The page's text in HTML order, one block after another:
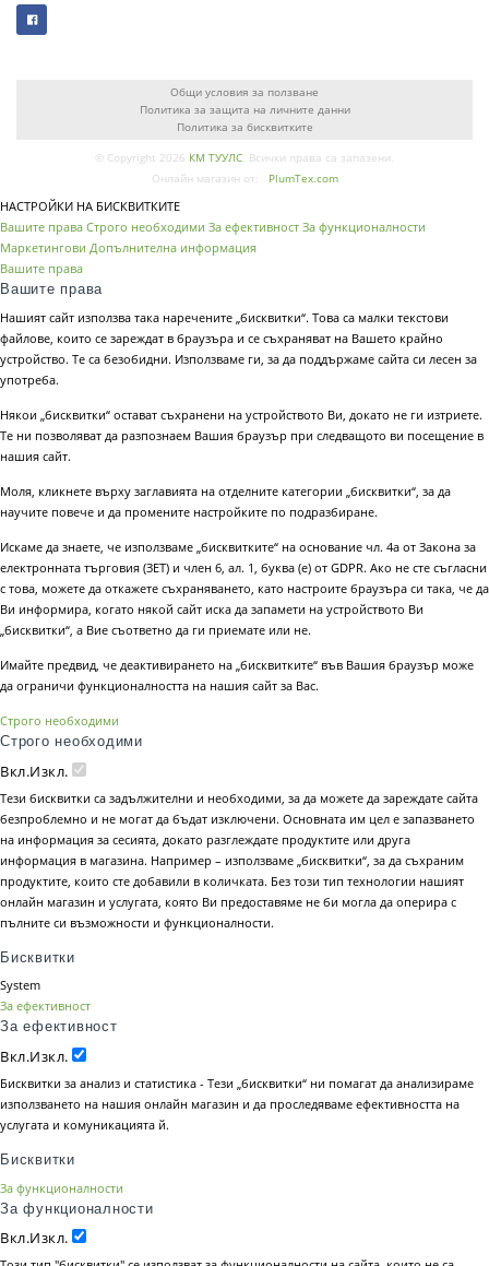
Общи условия за ползване
Политика за защита на личните данни
Политика за бисквитките
© Copyright 2026 КМ ТУУЛС. Всички права са запазени.
Онлайн магазин от:
PlumTex.com
НАСТРОЙКИ НА БИСКВИТКИТЕ
Вашите права Строго необходими За ефективност За функционалности
Маркетингови Допълнителна информация
Вашите права
Вашите права
Нашият сайт използва така наречените „бисквитки“. Това са малки текстови
файлове, които се зареждат в браузъра и се съхраняват на Вашето крайно
устройство. Те са безобидни. Използваме ги, за да поддържаме сайта си лесен за
употреба.
Някои „бисквитки“ остават съхранени на устройството Ви, докато не ги изтриете.
Те ни позволяват да разпознаем Вашия браузър при следващото ви посещение в
нашия сайт.
Моля, кликнете върху заглавията на отделните категории „бисквитки“, за да
научите повече и да промените настройките по подразбиране.
Искаме да знаете, че използваме „бисквитките“ на основание чл. 4а от Закона за
електронната търговия (ЗЕТ) и член 6, ал. 1, буква (е) от GDPR. Ако не сте съгласни
с това, можете да откажете съхраняването, като настроите браузъра си така, че да
Ви информира, когато някой сайт иска да запамети на устройството Ви
„бисквитки“, а Вие съответно да ги приемате или не.
Имайте предвид, че деактивирането на „бисквитките“ във Вашия браузър може
да ограничи функционалността на нашия сайт за Вас.
Строго необходими
Строго необходими
Вкл.Изкл.
Тези бисквитки са задължителни и необходими, за да можете да зареждате сайта
безпроблемно и не могат да бъдат изключени. Основната им цел е запазването
на информация за сесията, докато разглеждате продуктите или друга
информация в магазина. Например – използваме „бисквитки“, за да съхраним
продуктите, които сте добавили в количката. Без този тип технологии нашият
онлайн магазин и услугата, която Ви предоставяме не би могла да оперира с
пълните си възможности и функционалности.
Бисквитки
System
За ефективност
За ефективност
Вкл.Изкл.
Бисквитки за анализ и статистика - Тези „бисквитки“ ни помагат да анализираме
използването на нашия онлайн магазин и да проследяваме ефективността на
услугата и комуникацията й.
Бисквитки
За функционалности
За функционалности
Вкл.Изкл.